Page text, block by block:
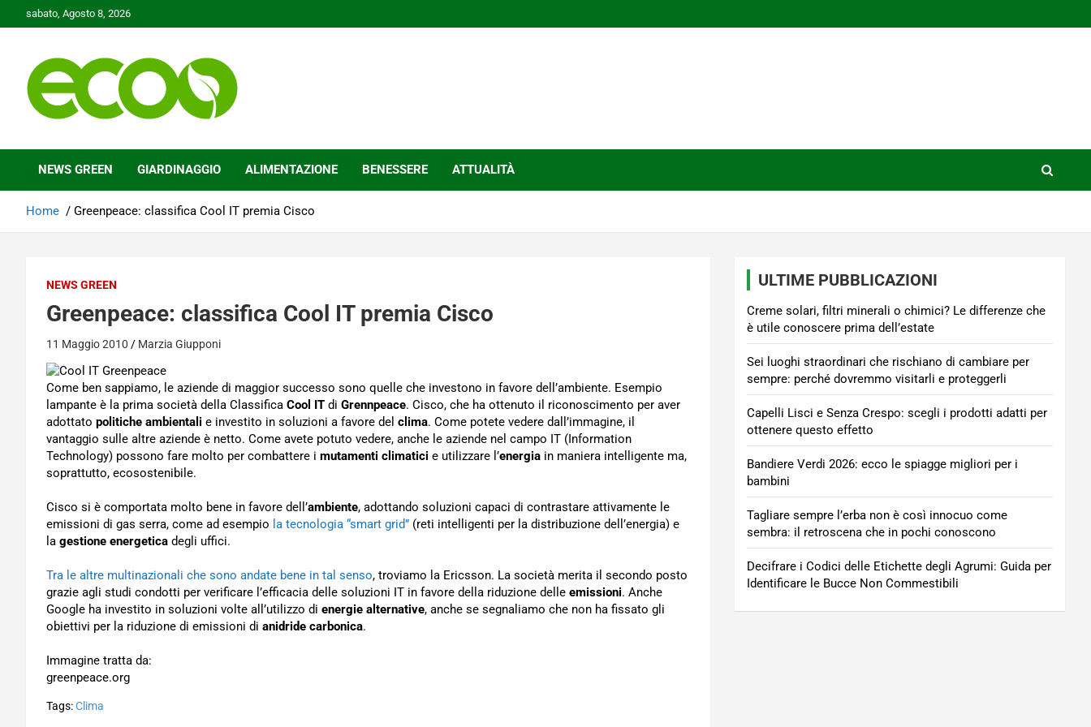
to
sabato, Agosto 8, 2026
Ecoo.it
NEWS GREEN GIARDINAGGIO ALIMENTAZIONE BENESSERE ATTUALITÀ
Home Greenpeace: classifica Cool IT premia Cisco
NEWS GREEN
Greenpeace: classifica Cool IT premia Cisco
11 Maggio 2010 Marzia Giupponi
Come ben sappiamo, le aziende di maggior successo sono quelle che investono in favore dell’ambiente. Esempio
lampante è la prima società della Classifica Cool IT di Grennpeace. Cisco, che ha ottenuto il riconoscimento per aver
adottato politiche ambientali e investito in soluzioni a favore del clima. Come potete vedere dall’immagine, il
vantaggio sulle altre aziende è netto. Come avete potuto vedere, anche le aziende nel campo IT (Information
Technology) possono fare molto per combattere i mutamenti climatici e utilizzare l’energia in maniera intelligente ma,
soprattutto, ecosostenibile.
Cisco si è comportata molto bene in favore dell’ambiente, adottando soluzioni capaci di contrastare attivamente le
emissioni di gas serra, come ad esempio la tecnologia “smart grid” (reti intelligenti per la distribuzione dell’energia) e
la gestione energetica degli uffici.
Tra le altre multinazionali che sono andate bene in tal senso, troviamo la Ericsson. La società merita il secondo posto
grazie agli studi condotti per verificare l’efficacia delle soluzioni IT in favore della riduzione delle emissioni. Anche
Google ha investito in soluzioni volte all’utilizzo di energie alternative, anche se segnaliamo che non ha fissato gli
obiettivi per la riduzione di emissioni di anidride carbonica.
Immagine tratta da:
greenpeace.org
Tags:Clima
ULTIME PUBBLICAZIONI
Creme solari, filtri minerali o chimici? Le differenze che
è utile conoscere prima dell’estate
Sei luoghi straordinari che rischiano di cambiare per
sempre: perché dovremmo visitarli e proteggerli
Capelli Lisci e Senza Crespo: scegli i prodotti adatti per
ottenere questo effetto
Bandiere Verdi 2026: ecco le spiagge migliori per i
bambini
Tagliare sempre l’erba non è così innocuo come
sembra: il retroscena che in pochi conoscono
Decifrare i Codici delle Etichette degli Agrumi: Guida per
Identificare le Bucce Non Commestibili